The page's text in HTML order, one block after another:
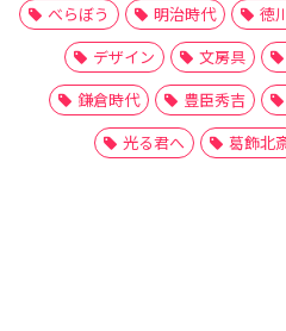
べらぼう
明治時代 徳
デザイン
文房具
鎌倉時代
豊臣秀吉
光る君へ
葛飾北